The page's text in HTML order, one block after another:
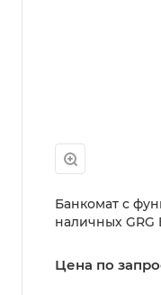
Банкомат с
наличных
Цена по